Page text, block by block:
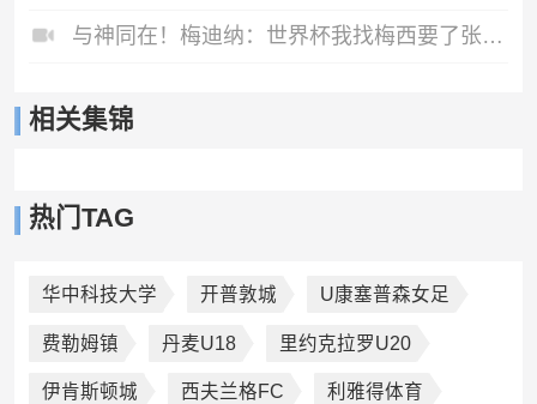
与神同在！梅迪纳：世界杯我找梅西要了张照片，我得把它纹在身上
相关集锦
热门TAG
华中科技大学 开普敦城 U康塞普森女足
费勒姆镇 丹麦U18 里约克拉罗U20
伊肯斯顿城 西夫兰格FC 利雅得体育